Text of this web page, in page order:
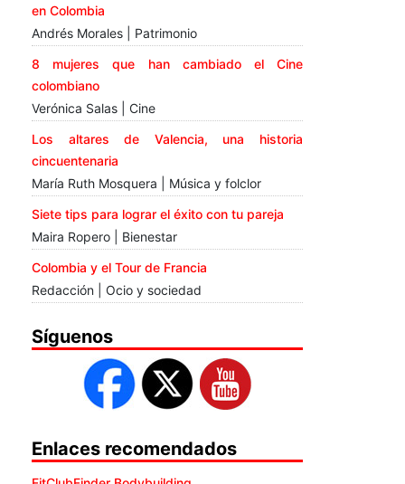
en Colombia
Andrés Morales | Patrimonio
8 mujeres que han cambiado el Cine
colombiano
Verónica Salas | Cine
Los altares de Valencia, una historia
cincuentenaria
María Ruth Mosquera | Música y folclor
Siete tips para lograr el éxito con tu pareja
Maira Ropero | Bienestar
Colombia y el Tour de Francia
Redacción | Ocio y sociedad
Síguenos
Enlaces recomendados